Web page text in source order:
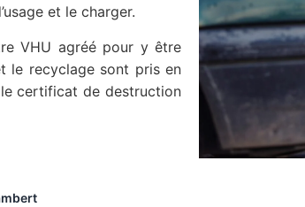
et le charger.
VHU agréé pour y être
le recyclage sont pris en
certificat de destruction